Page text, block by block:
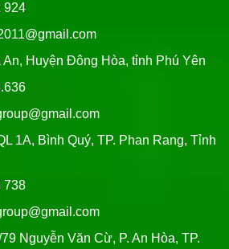
924
An, Huyện Đông Hòa, tỉnh Phú Yên
1A, Bình Quý, TP. Phan Rang, Tỉnh
738
Nguyễn Văn Cừ, P. An Hòa, TP.